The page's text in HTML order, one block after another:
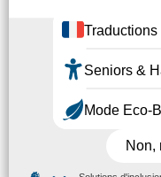
Voir
ACCESSIBILITÉ :
POLITIQUE DE